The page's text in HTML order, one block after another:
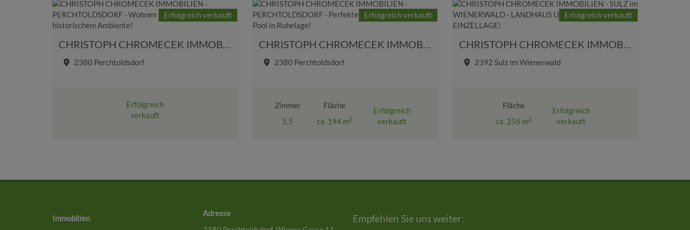
Erfolgreich verkauft
CHRISTOPH CHROMECEK IMMOBILIEN - PERCHTOLDSDORF - Wohnen und Arbeiten in historischem Ambiente!
2380 Perchtoldsdorf
Erfolgreich
verkauft
Erfolgreich verkauft
CHRISTOPH CHROMECEK IMMOBILIEN - PERCHTOLDSDORF - Perfektes Einfamilienhaus mit Pool in Ruhelage!
2380 Perchtoldsdorf
Zimmer
5,5
Fläche
ca. 194 m2
Erfolgreich
verkauft
Erfolgreich verkauft
CHRISTOPH CHROMECEK IMMOBILIEN - SULZ im WIENERWALD - LANDHAUS UM 1730 IN EINZELLAGE!
2392 Sulz im Wienerwald
Fläche
ca. 256 m2
Erfolgreich
verkauft
Immobilien
Adresse
Empfehlen Sie uns weiter: